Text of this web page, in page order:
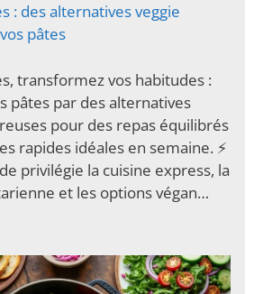
: des alternatives veggie
pâtes
transformez vos habitudes :
pâtes par des alternatives
pour des repas équilibrés
rapides idéales en semaine. ⚡️
privilégie la cuisine express, la
et les options végan…